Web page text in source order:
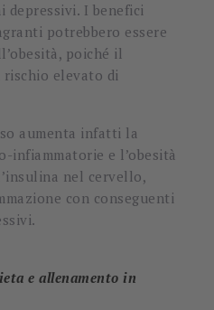
depressivi. I benefici
potrebbero essere
poiché il
rischio elevato di
aumenta infatti la
infiammatorie e l’obesità
nel cervello,
con conseguenti
e allenamento in